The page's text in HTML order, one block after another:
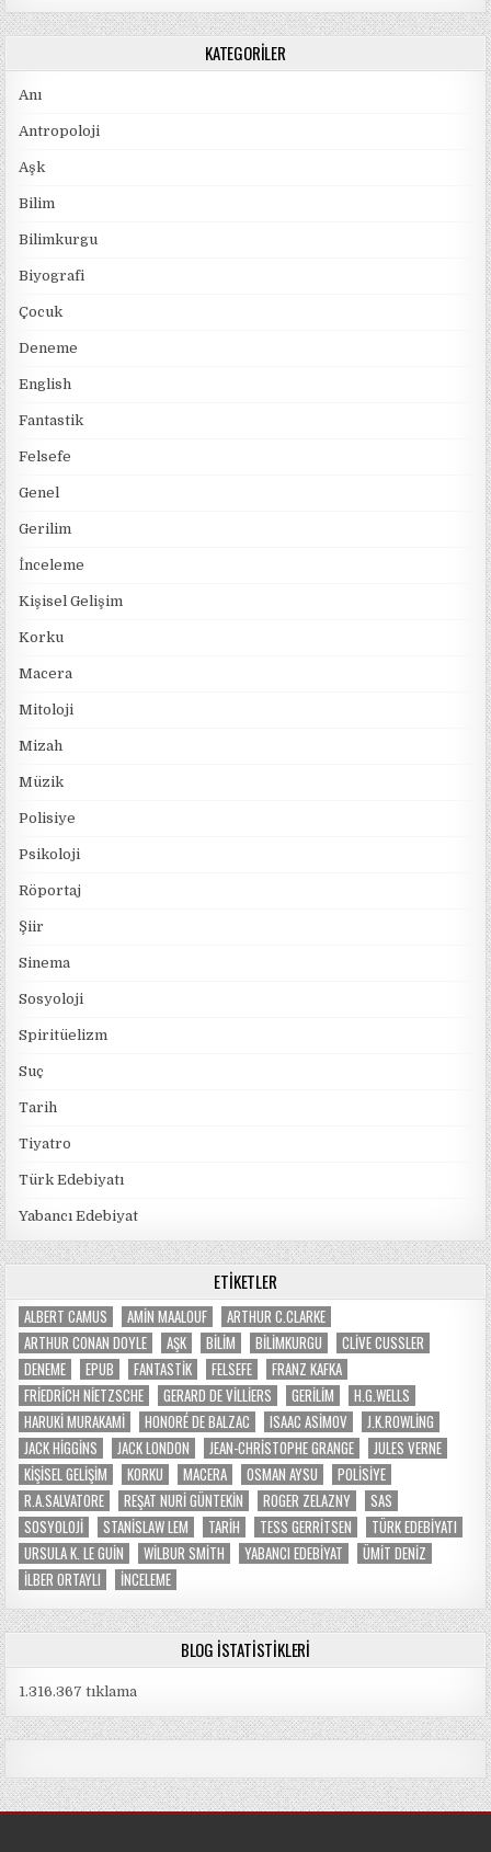
KATEGORILER
Anı
Antropoloji
Aşk
Bilim
Bilimkurgu
Biyografi
Çocuk
Deneme
English
Fantastik
Felsefe
Genel
Gerilim
İnceleme
Kişisel Gelişim
Korku
Macera
Mitoloji
Mizah
Müzik
Polisiye
Psikoloji
Röportaj
Şiir
Sinema
Sosyoloji
Spiritüelizm
Suç
Tarih
Tiyatro
Türk Edebiyatı
Yabancı Edebiyat
ETIKETLER
ALBERT CAMUS AMIN MAALOUF
ARTHUR C.CLARKE
ARTHUR CONAN DOYLE
AŞK BILIM BILIMKURGU
CLIVE CUSSLER
DENEME
EPUB FANTASTIK FELSEFE
FRANZ KAFKA
FRIEDRICH NIETZSCHE
GERARD DE VILLIERS GERILIM
H.G.WELLS
HARUKI MURAKAMI
HONORÉ DE BALZAC ISAAC ASIMOV
J.K.ROWLING
JACK HIGGINS
JACK LONDON JEAN-CHRISTOPHE GRANGE
JULES VERNE
KIŞISEL GELIŞIM
KORKU MACERA OSMAN AYSU
POLISIYE
R.A.SALVATORE
REŞAT NURI GÜNTEKIN ROGER ZELAZNY
SAS
SOSYOLOJI
STANISLAW LEM TARIH TESS GERRITSEN
TÜRK EDEBIYATI
URSULA K. LE GUIN
WILBUR SMITH YABANCI EDEBIYAT
ÜMIT DENIZ
İLBER ORTAYLI
İNCELEME
BLOG İSTATISTIKLERI
1.316.367 tıklama